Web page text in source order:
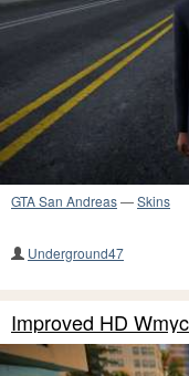
GTA San Andreas—Skins
Underground47
Improved HD